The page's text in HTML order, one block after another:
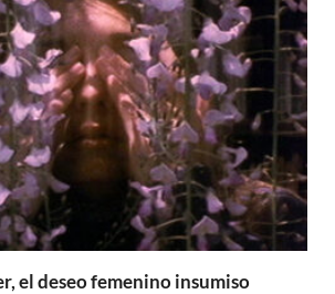
el deseo femenino insumiso